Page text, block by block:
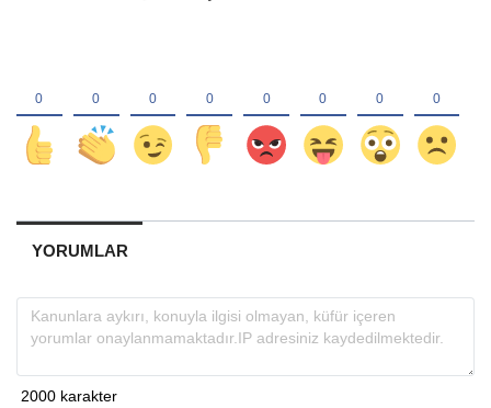
YORUMLAR